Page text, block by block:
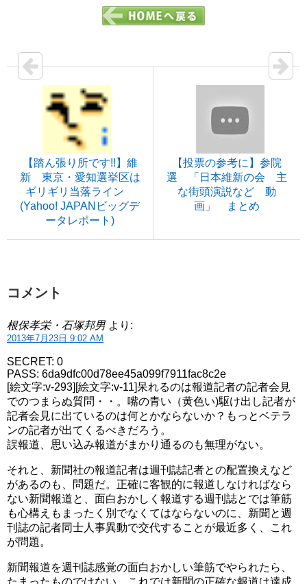
【踏ん張り所です!!】維
新 東京・愛知選挙区は
ギリギリ当落ライン
(Yahoo! JAPANビッグデ
ータレポート)
【投票の参考に】参院
選 「日本維新の会 主
な街頭演説など 動
画」 まとめ
コメント
根保孝栄・石塚邦男 より:
2013年7月23日 9:02 AM
SECRET: 0
PASS: 6da9dfc00d78ee45a099f7911fac8c2e
[絵文字:v-293][絵文字:v-11]呆れるのは報道記者の記者会見
でのつまらぬ質問・・。嘴の青い（黄色い)駆け出し記者が
記者会見に出ているのは何とかならないか？もっとベテラ
ンの記者が出てくるべきだろう。
誤報道、思い込み報道がまかり通るのも無理がない。
それと、新聞社の報道記者は週刊誌記者との配置換えなど
があるのも、問題だ。正確に客観的に報道しなければなら
ない新聞報道と、面白おかしく報道する週刊誌とでは筆筋
も心構えもまったく別でなくてはならないのに、新聞と週
刊誌の記者同士人事異動で交代することが最近多く、これ
が問題。
新聞報道を週刊誌感覚の面白おかしい筆筋でやられたら、
たまったものではない。これでは新聞の正確な報道は達成